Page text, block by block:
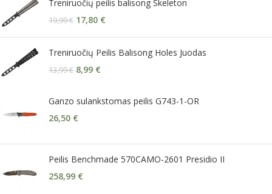
Treniruočių peilis balisong Skeleton
19,99€ 17,80 €
Treniruočių Peilis Balisong Holes Juodas
13,99€ 8,99 €
Ganzo sulankstomas peilis G743-1-OR
26,50 €
Peilis Benchmade 570CAMO-2601 Presidio II
258,99 €